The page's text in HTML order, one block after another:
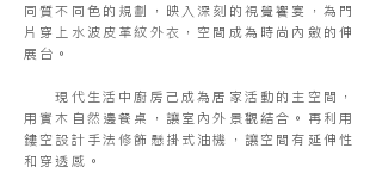
同質不同色的規劃，映入深刻的視覺饗宴，為門
片穿上水波皮革紋外衣，空間成為時尚內斂的伸
展台。
​ 現代生活中廚房己成為居家活動的主空間，
用實木自然邊餐桌，讓室內外景觀結合。再利用
鏤空設計手法修飾懸掛式油機，讓空間有延伸性
和穿透感。